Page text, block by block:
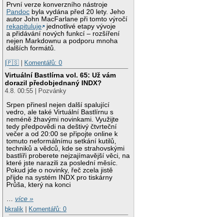
První verze konverzního nástroje
Pandoc byla vydána před 20 lety. Jeho
autor John MacFarlane při tomto výročí
rekapituluje
jednotlivé etapy vývoje
a přidávání nových funkcí – rozšíření
nejen Markdownu a podporu mnoha
dalších formátů.
|🇵🇸 | Komentářů: 0
Virtuální Bastlírna vol. 65: Už vám
dorazil předobjednaný INDX?
4.8. 00:55 | Pozvánky
Srpen přinesl nejen další spalující
vedro, ale také Virtuální Bastlírnu s
neméně žhavými novinkami. Využijte
tedy předpovědi na deštivý čtvrteční
večer a od 20:00 se připojte online k
tomuto neformálnímu setkání kutilů,
techniků a vědců, kde se strahovskými
bastlíři proberete nejzajímavější věci, na
které jste narazili za poslední měsíc.
Pokud jde o novinky, řeč zcela jistě
přijde na systém INDX pro tiskárny
Průša, který na konci
…více »
bkralik
Komentářů: 0